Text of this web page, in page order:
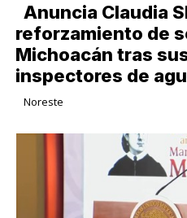
Anuncia Claudia
reforzamiento de
Michoacán tras
inspectores de
Noreste